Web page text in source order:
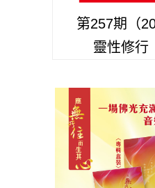
第257期（
靈性修